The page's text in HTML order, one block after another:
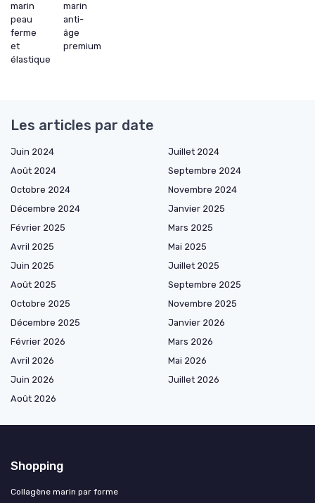
marin
peau
ferme
et
élastique
marin
anti-
âge
premium
Les articles par date
Juin 2024
Juillet 2024
Août 2024
Septembre 2024
Octobre 2024
Novembre 2024
Décembre 2024
Janvier 2025
Février 2025
Mars 2025
Avril 2025
Mai 2025
Juin 2025
Juillet 2025
Août 2025
Septembre 2025
Octobre 2025
Novembre 2025
Décembre 2025
Janvier 2026
Février 2026
Mars 2026
Avril 2026
Mai 2026
Juin 2026
Juillet 2026
Août 2026
Shopping
Collagène marin par forme